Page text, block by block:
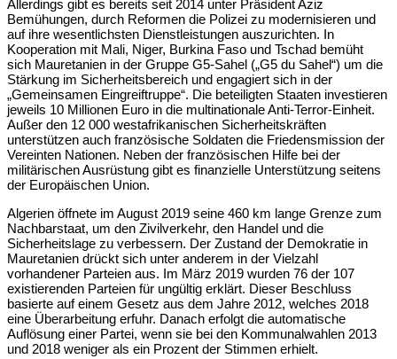
Allerdings gibt es bereits seit 2014 unter Präsident Aziz
Bemühungen, durch Reformen die Polizei zu modernisieren und
auf ihre wesentlichsten Dienstleistungen auszurichten. In
Kooperation mit Mali, Niger, Burkina Faso und Tschad bemüht
sich Mauretanien in der Gruppe G5-Sahel („G5 du Sahel“) um die
Stärkung im Sicherheitsbereich und engagiert sich in der
„Gemeinsamen Eingreiftruppe“. Die beteiligten Staaten investieren
jeweils 10 Millionen Euro in die multinationale Anti-Terror-Einheit.
Außer den 12 000 westafrikanischen Sicherheitskräften
unterstützen auch französische Soldaten die Friedensmission der
Vereinten Nationen. Neben der französischen Hilfe bei der
militärischen Ausrüstung gibt es finanzielle Unterstützung seitens
der Europäischen Union.
Algerien öffnete im August 2019 seine 460 km lange Grenze zum
Nachbarstaat, um den Zivilverkehr, den Handel und die
Sicherheitslage zu verbessern. Der Zustand der Demokratie in
Mauretanien drückt sich unter anderem in der Vielzahl
vorhandener Parteien aus. Im März 2019 wurden 76 der 107
existierenden Parteien für ungültig erklärt. Dieser Beschluss
basierte auf einem Gesetz aus dem Jahre 2012, welches 2018
eine Überarbeitung erfuhr. Danach erfolgt die automatische
Auflösung einer Partei, wenn sie bei den Kommunalwahlen 2013
und 2018 weniger als ein Prozent der Stimmen erhielt.